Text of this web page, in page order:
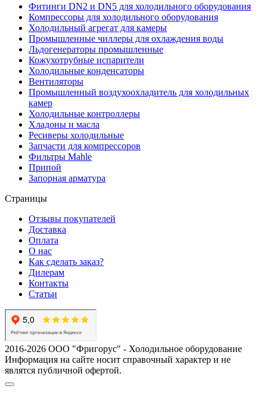
Фитинги DN2 и DN5 для холодильного оборудования
Компрессоры для холодильного оборудования
Холодильный агрегат для камеры
Промышленные чиллеры для охлаждения воды
Льдогенераторы промышленные
Кожухотрубные испарители
Холодильные конденсаторы
Вентиляторы
Промышленный воздухоохладитель для холодильных
камер
Холодильные контроллеры
Хладоны и масла
Ресиверы холодильные
Запчасти для компрессоров
Фильтры Mahle
Припой
Запорная арматура
Страницы
Отзывы покупателей
Доставка
Оплата
О нас
Как сделать заказ?
Дилерам
Контакты
Статьи
2016-2026 ООО "Фригорус" - Холодильное оборудование
Информация на сайте носит справочный характер и не
являтся публичной офертой.